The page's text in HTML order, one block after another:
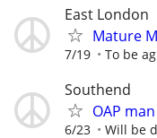
East London
Mature
7/19 To be
Southend
OAP man
6/23 Will be